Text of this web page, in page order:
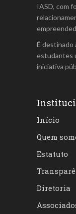
IASD, com
É destinado
estudantes
iniciativa
Início
Quem
Estatuto
Diretoria